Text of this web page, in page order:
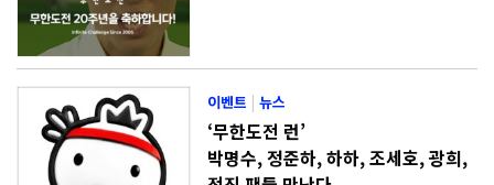
이벤트 |뉴스
‘무한도전 런’
박명수, 정준하, 하하, 조세호, 광희,